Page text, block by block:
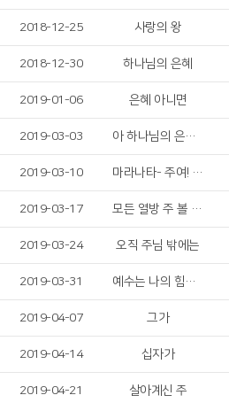
2018-12-25 사랑의 왕
2018-12-30 하나님의 은혜
2019-01-06 은혜 아니면
2019-03-03 아 하나님의 은혜로
2019-03-10 마라나타- 주여! 오시옵소서
2019-03-17 모든 열방 주 볼 때까지
2019-03-24 오직 주님 밖에는
2019-03-31 예수는 나의 힘이요
2019-04-07 그가
2019-04-14 십자가
2019-04-21 살아계신 주